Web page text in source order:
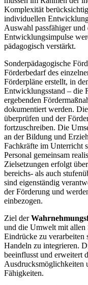
Komplexität
individuellen
Auswahl passfähiger
Entwicklungsimpulse
pädagogisch verstärkt.
Sonderpädagogische
Förderbedarf des
Förderpläne erstellt, in
Entwicklungsstand – die
ergebenden
dokumentiert werden.
überprüfen und der
fortzuschreiben. Die
an der Bildung und
Fachkräfte im Unterricht
Personal gemeinsam
Zielsetzungen erfolgt
bereichs- als auch
sind eigenständig
der Förderung und
einbezogen.
Ziel der
und die Umwelt mit allen
Eindrücke zu verarbeiten
Handeln zu integrieren.
beeinflusst und erweitert
Ausdrucksmöglichkeiten
Fähigkeiten.